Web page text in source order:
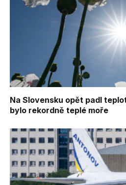
Na Slovensku opět padl
bylo rekordně teplé moře